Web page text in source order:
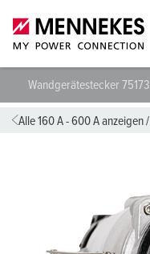
Wandgerätestecker 75173
Alle 160 A - 600 A anzeigen/